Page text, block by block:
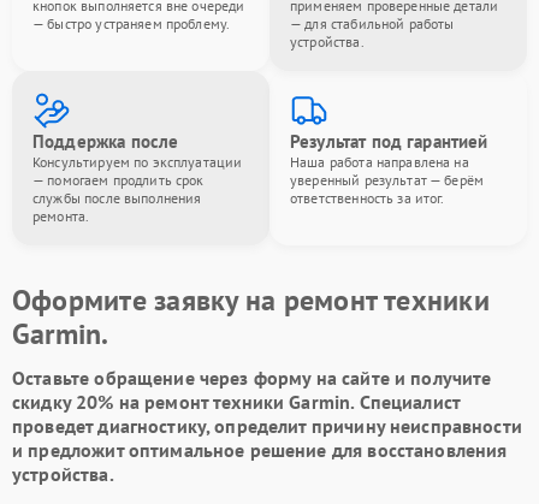
кнопок выполняется вне очереди
— быстро устраняем проблему.
применяем проверенные детали
— для стабильной работы
устройства.
Поддержка после
Консультируем по эксплуатации
— помогаем продлить срок
службы после выполнения
ремонта.
Результат под гарантией
Наша работа направлена на
уверенный результат — берём
ответственность за итог.
Оформите заявку на ремонт техники
Garmin.
Оставьте обращение через форму на сайте и получите
скидку 20% на ремонт техники Garmin. Специалист
проведет диагностику, определит причину неисправности
и предложит оптимальное решение для восстановления
устройства.